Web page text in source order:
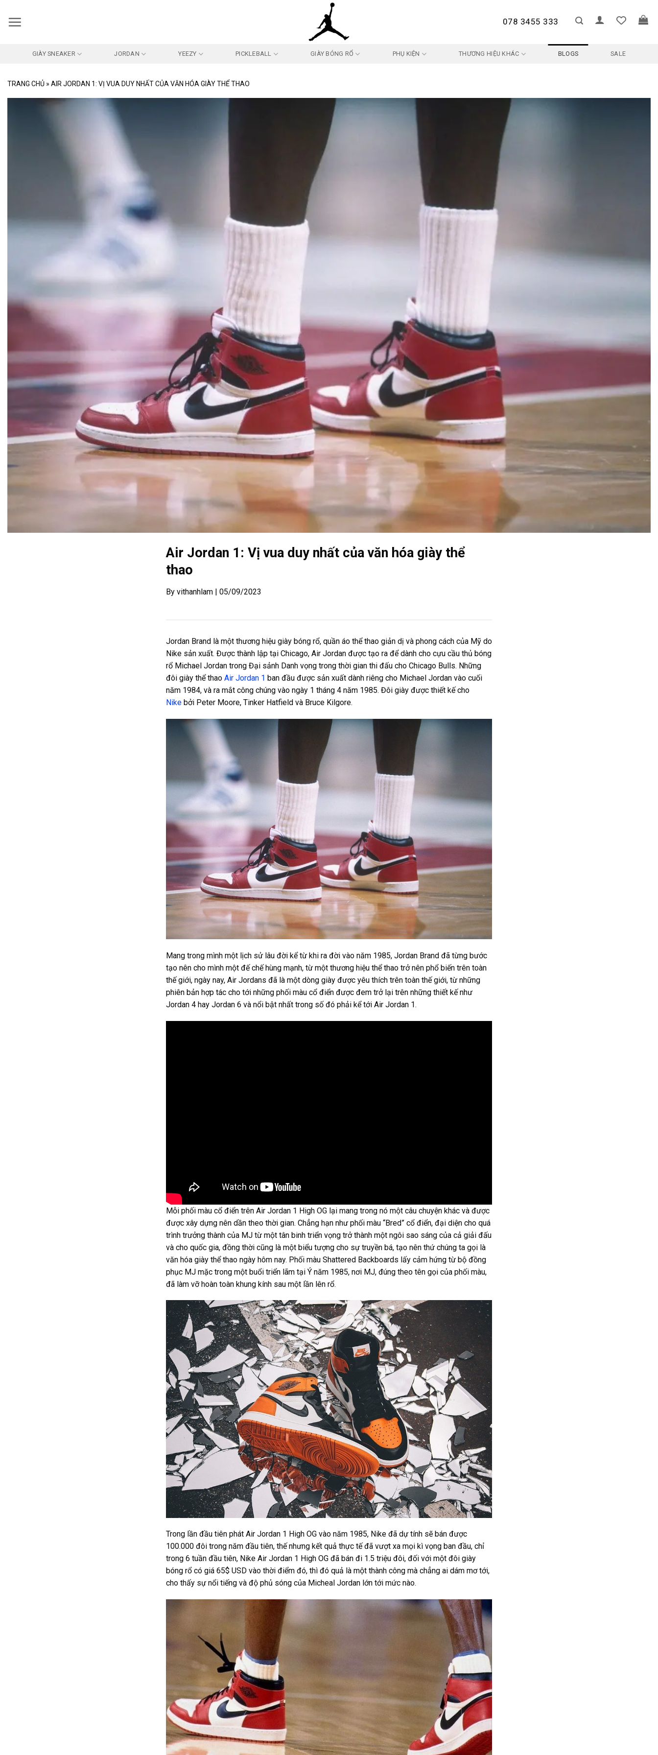
qua
078 3455 333
GIÀY SNEAKER JORDAN YEEZY PICKLEBALL GIÀY BÓNG RỔ PHỤ KIỆN THƯƠNG HIỆU KHÁC BLOGS SALE
TRANG CHỦ » AIR JORDAN 1: VỊ VUA DUY NHẤT CỦA VĂN HÓA GIÀY THỂ THAO
Air Jordan 1: Vị vua duy nhất của văn hóa giày thể
thao
By vithanhlam | 05/09/2023
Jordan Brand là một thương hiệu giày bóng rổ, quần áo thể thao giản dị và phong cách của Mỹ do
Nike sản xuất. Được thành lập tại Chicago, Air Jordan được tạo ra để dành cho cựu cầu thủ bóng
rổ Michael Jordan trong Đại sảnh Danh vọng trong thời gian thi đấu cho Chicago Bulls. Những
đôi giày thể thao Air Jordan 1 ban đầu được sản xuất dành riêng cho Michael Jordan vào cuối
năm 1984, và ra mắt công chúng vào ngày 1 tháng 4 năm 1985. Đôi giày được thiết kế cho
Nike bởi Peter Moore, Tinker Hatfield và Bruce Kilgore.
Mang trong mình một lịch sử lâu đời kể từ khi ra đời vào năm 1985, Jordan Brand đã từng bước
tạo nên cho mình một đế chế hùng mạnh, từ một thương hiệu thể thao trở nên phổ biến trên toàn
thế giới, ngày nay, Air Jordans đã là một dòng giày được yêu thích trên toàn thế giới, từ những
phiên bản hợp tác cho tới những phối màu cổ điển được đem trở lại trên những thiết kế như
Jordan 4 hay Jordan 6 và nổi bật nhất trong số đó phải kể tới Air Jordan 1.
Mỗi phối màu cổ điển trên Air Jordan 1 High OG lại mang trong nó một câu chuyện khác và được
được xây dựng nên dần theo thời gian. Chẳng hạn như phối màu “Bred” cổ điển, đại diện cho quá
trình trưởng thành của MJ từ một tân binh triển vọng trở thành một ngôi sao sáng của cả giải đấu
và cho quốc gia, đồng thời cũng là một biểu tượng cho sự truyền bá, tạo nên thứ chúng ta gọi là
văn hóa giày thể thao ngày hôm nay. Phối màu Shattered Backboards lấy cảm hứng từ bộ đồng
phục MJ mặc trong một buổi triển lãm tại Ý năm 1985, nơi MJ, đúng theo tên gọi của phối màu,
đã làm vỡ hoàn toàn khung kính sau một lần lên rổ.
Trong lần đầu tiên phát Air Jordan 1 High OG vào năm 1985, Nike đã dự tính sẽ bán được
100.000 đôi trong năm đầu tiên, thế nhưng kết quả thực tế đã vượt xa mọi kì vọng ban đầu, chỉ
trong 6 tuần đầu tiên, Nike Air Jordan 1 High OG đã bán đi 1.5 triệu đôi, đối với một đôi giày
bóng rổ có giá 65$ USD vào thời điểm đó, thì đó quả là một thành công mà chẳng ai dám mơ tới,
cho thấy sự nổi tiếng và độ phủ sóng của Micheal Jordan lớn tới mức nào.